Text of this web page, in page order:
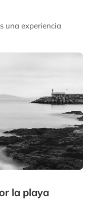
una experiencia
la playa